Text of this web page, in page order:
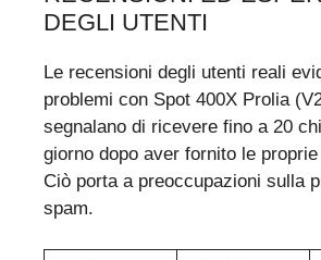
DEGLI UTENTI
Le recensioni degli utenti reali
problemi con Spot 400X Prolia
segnalano di ricevere fino a 20
giorno dopo aver fornito le
Ciò porta a preoccupazioni sulla
spam.